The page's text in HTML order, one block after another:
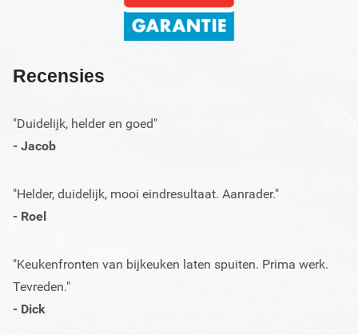
Recensies
"Duidelijk, helder en goed"
- Jacob
"Helder, duidelijk, mooi eindresultaat. Aanrader."
- Roel
"Keukenfronten van bijkeuken laten spuiten. Prima werk.
Tevreden."
- Dick